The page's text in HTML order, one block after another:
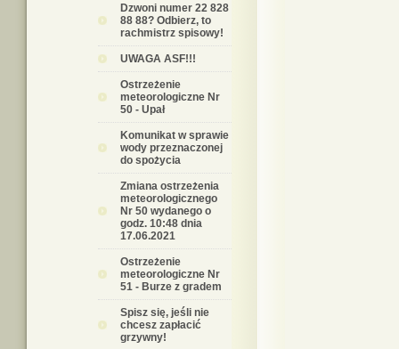
Dzwoni numer 22 828
88 88? Odbierz, to
rachmistrz spisowy!
UWAGA ASF!!!
Ostrzeżenie
meteorologiczne Nr
50 - Upał
Komunikat w sprawie
wody przeznaczonej
do spożycia
Zmiana ostrzeżenia
meteorologicznego
Nr 50 wydanego o
godz. 10:48 dnia
17.06.2021
Ostrzeżenie
meteorologiczne Nr
51 - Burze z gradem
Spisz się, jeśli nie
chcesz zapłacić
grzywny!